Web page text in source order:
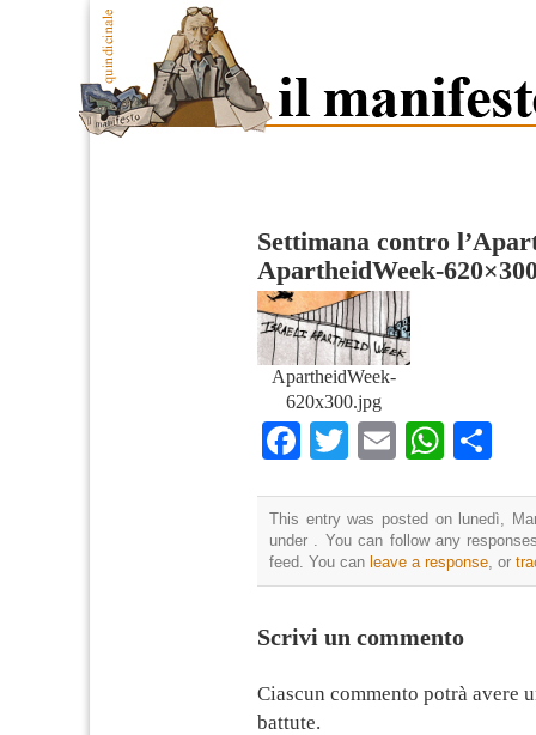
Settimana contro
ApartheidWeek-
ApartheidWeek-
620x300.jpg
Facebook
TwitterEmail
This entry was posted on lunedì,
under . You can follow any
feed. You can leave a response , or
Scrivi un commento
Ciascun commento potrà avere
battute.